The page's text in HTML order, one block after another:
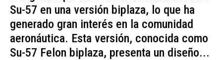
Su-57 en una versión biplaza, lo que ha
generado gran interés en la comunidad
aeronáutica. Esta versión, conocida como
Su-57 Felon biplaza, presenta un diseño...